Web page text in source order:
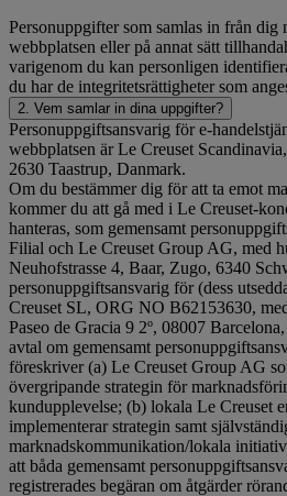
Personuppgifter som samlas in från dig
webbplatsen eller på annat sätt
varigenom du kan personligen
du har de integritetsrättigheter som
2. Vem samlar in dina uppgifter?
Personuppgiftsansvarig för e-
webbplatsen är Le Creuset
2630 Taastrup, Danmark.
Om du bestämmer dig för att ta emot
kommer du att gå med i Le Creuset-
hanteras, som gemensamt
Filial och Le Creuset Group AG, med
Neuhofstrasse 4, Baar, Zugo, 6340
personuppgiftsansvarig för (dess
Creuset SL, ORG NO B62153630,
Paseo de Gracia 9 2º, 08007
avtal om gemensamt
föreskriver (a) Le Creuset Group AG
övergripande strategin för
kundupplevelse; (b) lokala Le Creuset
implementerar strategin samt
marknadskommunikation/lokala
att båda gemensamt
registrerades begäran om åtgärder